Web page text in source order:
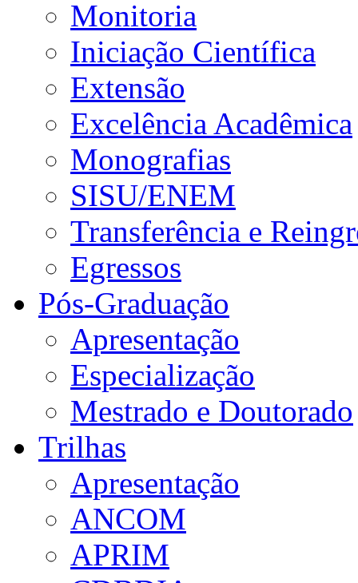
Monitoria
Iniciação Científica
Extensão
Excelência Acadêmica
Monografias
SISU/ENEM
Transferência e
Egressos
Pós-Graduação
Apresentação
Especialização
Mestrado e Doutorado
Trilhas
Apresentação
ANCOM
APRIM